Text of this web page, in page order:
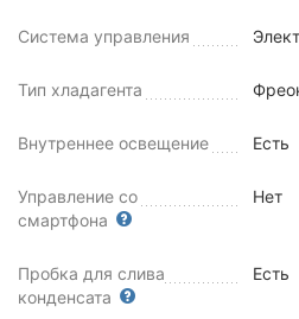
Система управления
Тип хладагента
Внутреннее освещение Есть
Управление со
смартфона
Нет
Пробка для слива
конденсата
Есть